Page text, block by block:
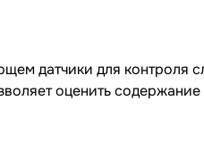
датчики для контроля
оценить